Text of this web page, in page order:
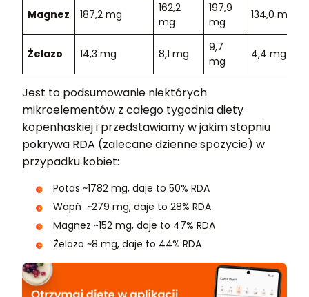
Magnez 187,2 mg
162,2
mg
197,9
mg
134,0 mg
Żelazo 14,3 mg 8,1 mg
9,7
mg
4,4 mg
Jest to podsumowanie niektórych
mikroelementów z całego tygodnia diety
kopenhaskiej i przedstawiamy w jakim stopniu
pokrywa RDA (zalecane dzienne spożycie) w
przypadku kobiet:
Potas ~1782 mg, daje to 50% RDA
Wapń ~279 mg, daje to 28% RDA
Magnez ~152 mg, daje to 47% RDA
Żelazo ~8 mg, daje to 44% RDA